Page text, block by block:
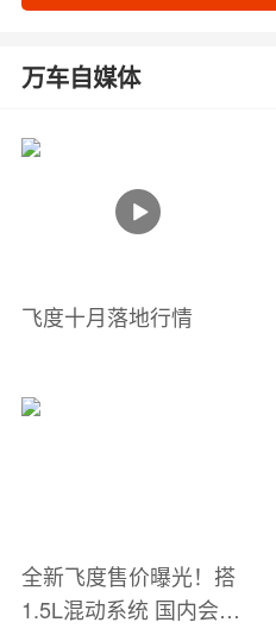
万车自媒体
飞度十月落地行情
全新飞度售价曝光！搭
1.5L混动系统 国内会卖